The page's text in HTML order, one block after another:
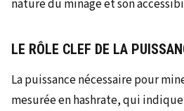
nature du minage et son
LE RÔLE CLEF DE LA
La puissance nécessaire pour
mesurée en hashrate, qui